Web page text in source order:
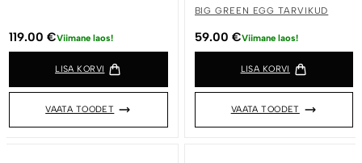
119.00 €Viimane laos!
LISA KORVI
VAATA TOODET
BIG GREEN EGG TARVIKUD
59.00 €Viimane laos!
LISA KORVI
VAATA TOODET